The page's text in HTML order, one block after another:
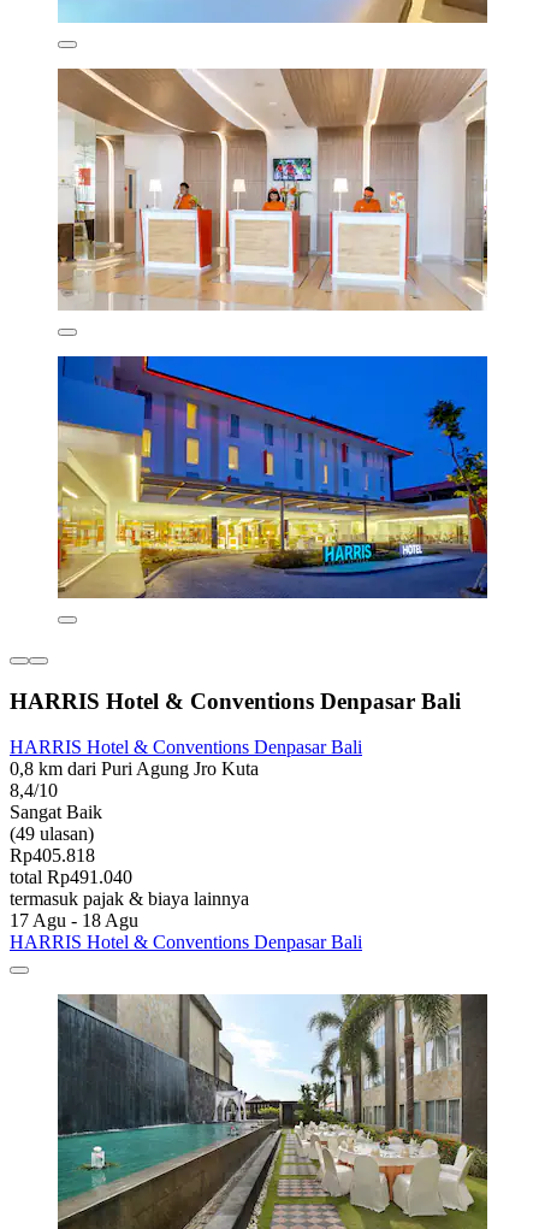
HARRIS Hotel & Conventions Denpasar Bali
HARRIS Hotel & Conventions Denpasar Bali
0,8 km dari Puri Agung Jro Kuta
8,4/10
Sangat Baik
(49 ulasan)
Rp405.818
total Rp491.040
termasuk pajak & biaya lainnya
17 Agu - 18 Agu
HARRIS Hotel & Conventions Denpasar Bali